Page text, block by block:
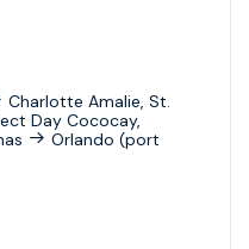
Charlotte Amalie, St.
Day Cococay,
Orlando (port